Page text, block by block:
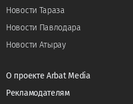
Новости Тараза
Новости Павлодара
Новости Атырау
О проекте Arbat Media
Рекламодателям